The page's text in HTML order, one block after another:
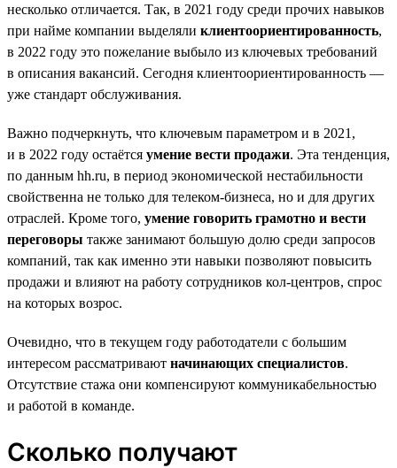
несколько отличается. Так, в 2021 году среди прочих навыков
при найме компании выделяли клиентоориентированность,
в 2022 году это пожелание выбыло из ключевых требований
в описания вакансий. Сегодня клиентоориентированность —
уже стандарт обслуживания.
Важно подчеркнуть, что ключевым параметром и в 2021,
и в 2022 году остаётся умение вести продажи. Эта тенденция,
по данным hh.ru, в период экономической нестабильности
свойственна не только для телеком-бизнеса, но и для других
отраслей. Кроме того, умение говорить грамотно и вести
переговоры также занимают большую долю среди запросов
компаний, так как именно эти навыки позволяют повысить
продажи и влияют на работу сотрудников кол-центров, спрос
на которых возрос.
Очевидно, что в текущем году работодатели с большим
интересом рассматривают начинающих специалистов.
Отсутствие стажа они компенсируют коммуникабельностью
и работой в команде.
Сколько получают